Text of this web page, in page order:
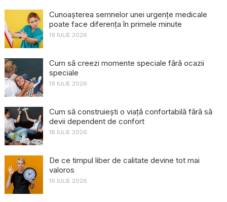
Cunoașterea semnelor unei urgențe medicale
poate face diferența în primele minute
19 IULIE 2026
Cum să creezi momente speciale fără ocazii
speciale
19 IULIE 2026
Cum să construiești o viață confortabilă fără să
devii dependent de confort
18 IULIE 2026
De ce timpul liber de calitate devine tot mai
valoros
16 IULIE 2026